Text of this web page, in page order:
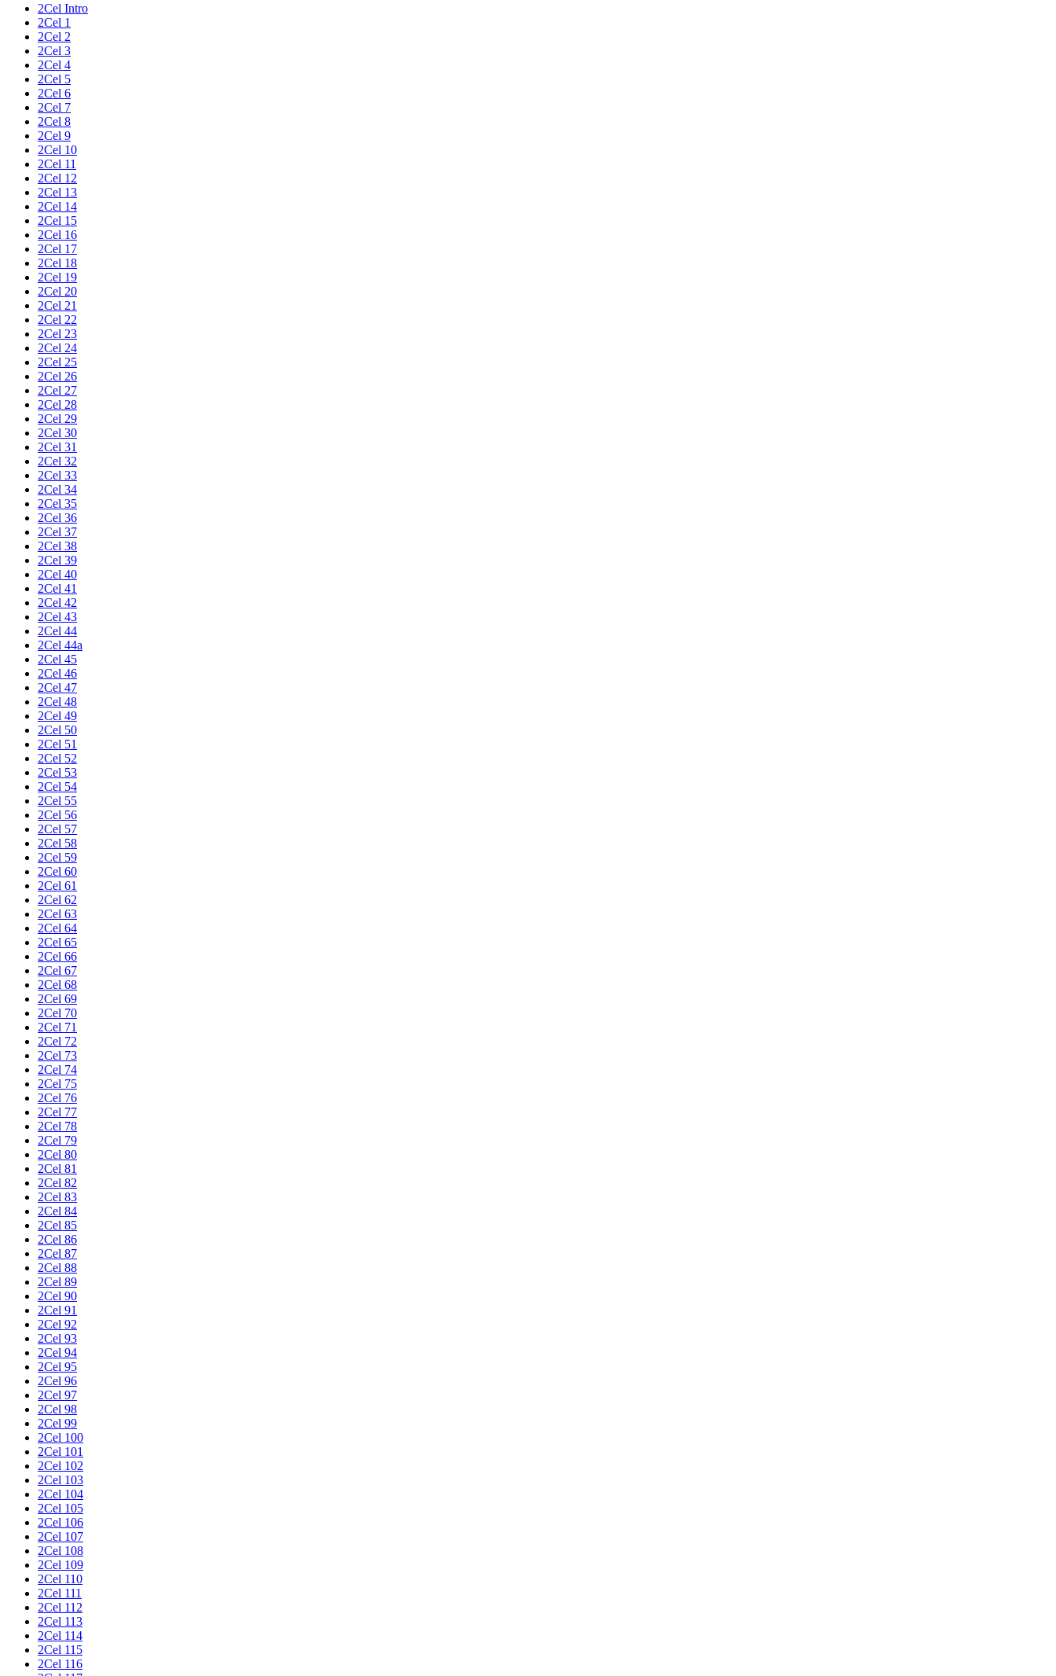
2Cel Intro
2Cel 1
2Cel 2
2Cel 3
2Cel 4
2Cel 5
2Cel 6
2Cel 7
2Cel 8
2Cel 9
2Cel 10
2Cel 11
2Cel 12
2Cel 13
2Cel 14
2Cel 15
2Cel 16
2Cel 17
2Cel 18
2Cel 19
2Cel 20
2Cel 21
2Cel 22
2Cel 23
2Cel 24
2Cel 25
2Cel 26
2Cel 27
2Cel 28
2Cel 29
2Cel 30
2Cel 31
2Cel 32
2Cel 33
2Cel 34
2Cel 35
2Cel 36
2Cel 37
2Cel 38
2Cel 39
2Cel 40
2Cel 41
2Cel 42
2Cel 43
2Cel 44
2Cel 44a
2Cel 45
2Cel 46
2Cel 47
2Cel 48
2Cel 49
2Cel 50
2Cel 51
2Cel 52
2Cel 53
2Cel 54
2Cel 55
2Cel 56
2Cel 57
2Cel 58
2Cel 59
2Cel 60
2Cel 61
2Cel 62
2Cel 63
2Cel 64
2Cel 65
2Cel 66
2Cel 67
2Cel 68
2Cel 69
2Cel 70
2Cel 71
2Cel 72
2Cel 73
2Cel 74
2Cel 75
2Cel 76
2Cel 77
2Cel 78
2Cel 79
2Cel 80
2Cel 81
2Cel 82
2Cel 83
2Cel 84
2Cel 85
2Cel 86
2Cel 87
2Cel 88
2Cel 89
2Cel 90
2Cel 91
2Cel 92
2Cel 93
2Cel 94
2Cel 95
2Cel 96
2Cel 97
2Cel 98
2Cel 99
2Cel 100
2Cel 101
2Cel 102
2Cel 103
2Cel 104
2Cel 105
2Cel 106
2Cel 107
2Cel 108
2Cel 109
2Cel 110
2Cel 111
2Cel 112
2Cel 113
2Cel 114
2Cel 115
2Cel 116